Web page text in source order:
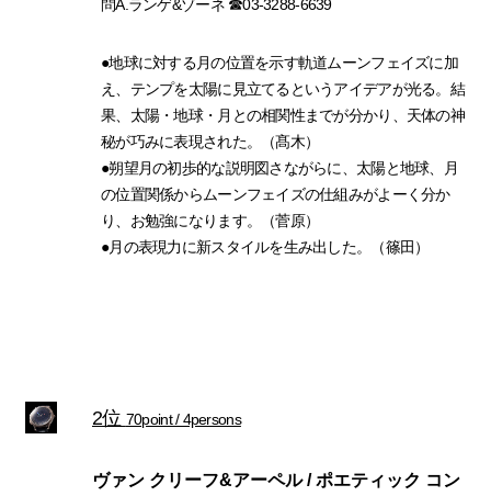
問A.ランゲ&ゾーネ ☎03-3288-6639
●地球に対する月の位置を示す軌道ムーンフェイズに加
え、テンプを太陽に見立てるというアイデアが光る。結
果、太陽・地球・月との相関性までが分かり、天体の神
秘が巧みに表現された。（髙木）
●朔望月の初歩的な説明図さながらに、太陽と地球、月
の位置関係からムーンフェイズの仕組みがよーく分か
り、お勉強になります。（菅原）
●月の表現力に新スタイルを生み出した。（篠田）
2位 70point / 4persons
ヴァン クリーフ&アーペル / ポエティック コン